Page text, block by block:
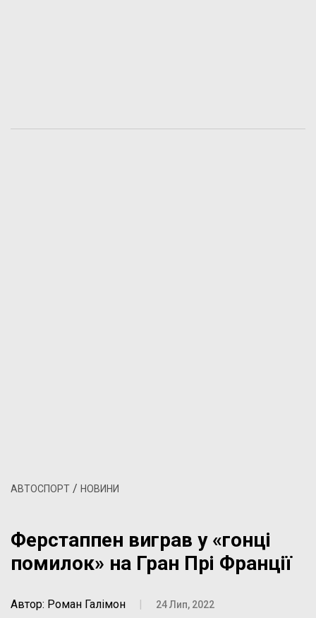
АВТОСПОРТ / НОВИНИ
Ферстаппен виграв у «гонці
помилок» на Гран Прі Франції
Автор: Роман Галімон 24 Лип, 2022